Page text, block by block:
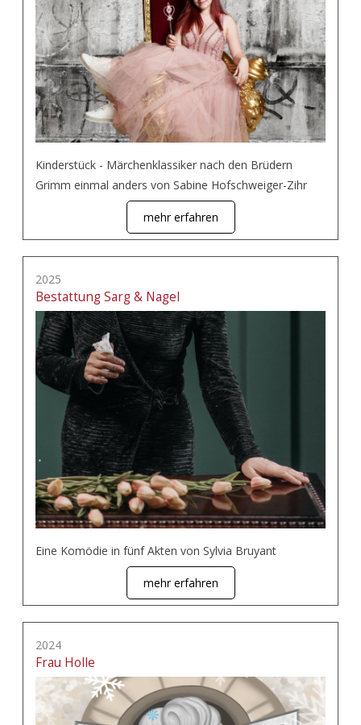
Kinderstück - Märchenklassiker nach den Brüdern
Grimm einmal anders von Sabine Hofschweiger-Zihr
mehr erfahren
2025
Bestattung Sarg & Nagel
Eine Komödie in fünf Akten von Sylvia Bruyant
mehr erfahren
2024
Frau Holle